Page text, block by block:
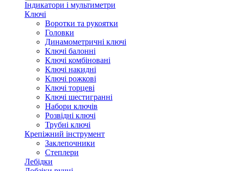
Індикатори і мультиметри
Ключі
Воротки та рукоятки
Головки
Динамометричні ключі
Ключі балонні
Ключі комбіновані
Ключі накидні
Ключі рожкові
Ключі торцеві
Ключі шестигранні
Набори ключів
Розвідні ключі
Трубні ключі
Крепіжний інструмент
Заклепочники
Степлери
Лебідки